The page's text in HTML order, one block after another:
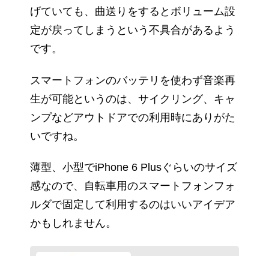
げていても、曲送りをするとボリューム設
定が戻ってしまうという不具合があるよう
です。
スマートフォンのバッテリを使わず音楽再
生が可能というのは、サイクリング、キャ
ンプなどアウトドアでの利用時にありがた
いですね。
薄型、小型でiPhone 6 Plusぐらいのサイズ
感なので、自転車用のスマートフォンフォ
ルダで固定して利用するのはいいアイデア
かもしれません。